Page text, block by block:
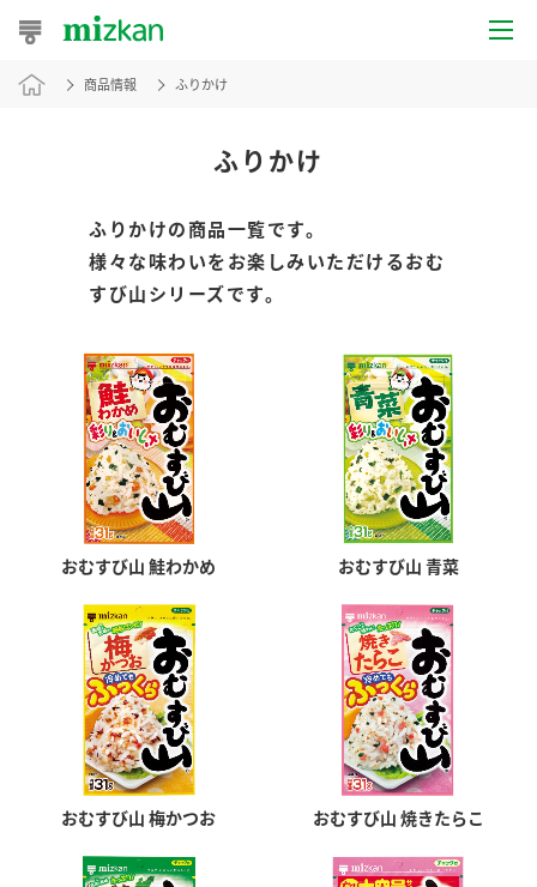
おうちレシピ
レシピカテゴリ一覧
レシピ名特集
商品情報
商品カテゴリ
酢 調味酢
お酢ドリンク ぽん酢
みりん風・料理酒 鍋用調味料
新商品一覧
キャンペーン情報
ブランド・スペシャルサイト
ブランド・スペシャルサイト トップ
商品ブランドサイト
Fibee（ファイビー）
商品情報 ふりかけ
ふりかけ
ふりかけの商品一覧です。
様々な味わいをお楽しみいただけるおむ
すび山シリーズです。
おむすび山 鮭わかめ おむすび山 青菜
おむすび山 梅かつお おむすび山 焼きたらこ